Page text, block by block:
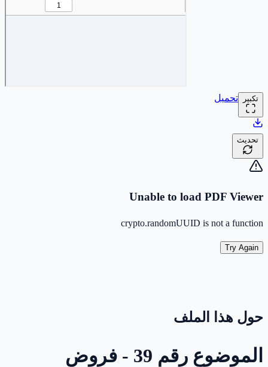
تكبير تحميل
تحديث
Unable to load PDF Viewer
crypto.randomUUID is not a function
Try Again
حول هذا الملف
الموضوع رقم 39 - فروض